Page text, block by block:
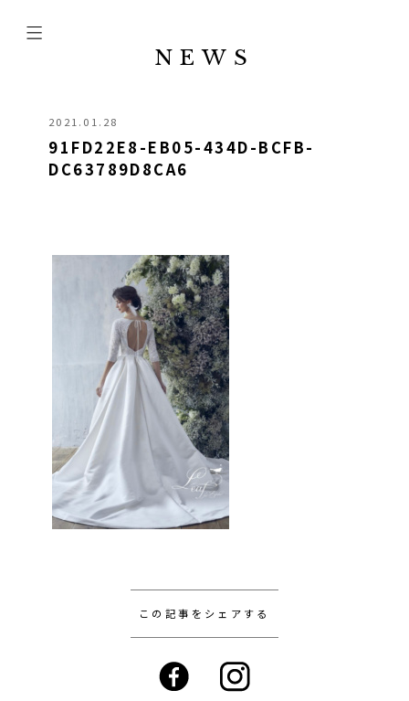
NEWS
2021.01.28
91FD22E8-EB05-434D-BCFB-
DC63789D8CA6
この記事をシェアする